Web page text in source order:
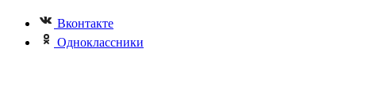
Вконтакте
Одноклассники